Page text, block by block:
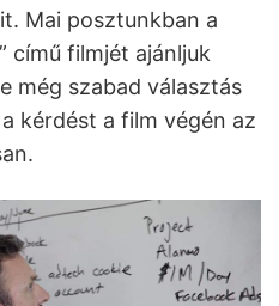
Mai posztunkban a
című filmjét ajánljuk
még szabad választás
kérdést a film végén az